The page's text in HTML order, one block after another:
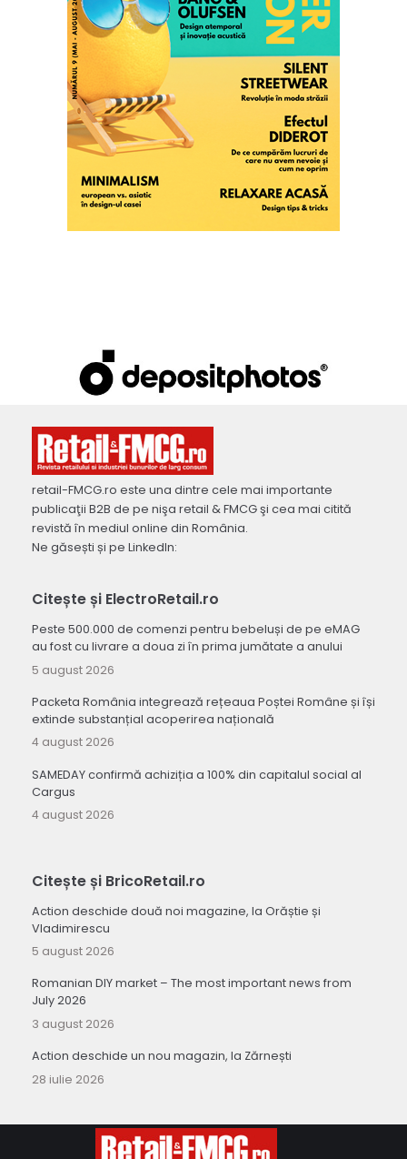
retail-FMCG.ro este una dintre cele mai importante
publicaţii B2B de pe nişa retail & FMCG şi cea mai citită
revistă în mediul online din România.
Ne găsești și pe LinkedIn:
Citește și ElectroRetail.ro
Peste 500.000 de comenzi pentru bebeluși de pe eMAG
au fost cu livrare a doua zi în prima jumătate a anului
5 august 2026
Packeta România integrează rețeaua Poștei Române și își
extinde substanțial acoperirea națională
4 august 2026
SAMEDAY confirmă achiziția a 100% din capitalul social al
Cargus
4 august 2026
Citește și BricoRetail.ro
Action deschide două noi magazine, la Orăștie și
Vladimirescu
5 august 2026
Romanian DIY market – The most important news from
July 2026
3 august 2026
Action deschide un nou magazin, la Zărnești
28 iulie 2026